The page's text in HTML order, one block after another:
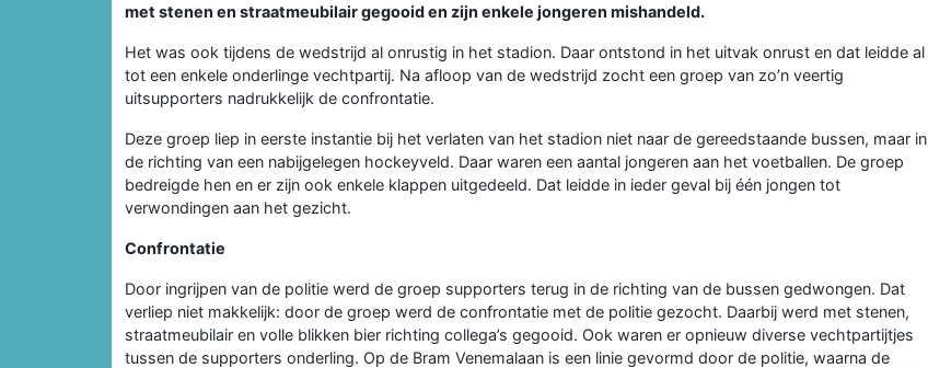
met stenen en straatmeubilair gegooid en zijn enkele jongeren mishandeld.
Het was ook tijdens de wedstrijd al onrustig in het stadion. Daar ontstond in het uitvak onrust en dat leidde al
tot een enkele onderlinge vechtpartij. Na afloop van de wedstrijd zocht een groep van zo’n veertig
uitsupporters nadrukkelijk de confrontatie.
Deze groep liep in eerste instantie bij het verlaten van het stadion niet naar de gereedstaande bussen, maar in
de richting van een nabijgelegen hockeyveld. Daar waren een aantal jongeren aan het voetballen. De groep
bedreigde hen en er zijn ook enkele klappen uitgedeeld. Dat leidde in ieder geval bij één jongen tot
verwondingen aan het gezicht.
Confrontatie
Door ingrijpen van de politie werd de groep supporters terug in de richting van de bussen gedwongen. Dat
verliep niet makkelijk: door de groep werd de confrontatie met de politie gezocht. Daarbij werd met stenen,
straatmeubilair en volle blikken bier richting collega’s gegooid. Ook waren er opnieuw diverse vechtpartijtjes
tussen de supporters onderling. Op de Bram Venemalaan is een linie gevormd door de politie, waarna de